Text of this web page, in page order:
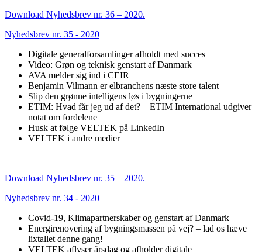
Download Nyhedsbrev nr. 36 – 2020.
Nyhedsbrev nr. 35 - 2020
Digitale generalforsamlinger afholdt med succes
Video: Grøn og teknisk genstart af Danmark
AVA melder sig ind i CEIR
Benjamin Vilmann er elbranchens næste store talent
Slip den grønne intelligens løs i bygningerne
ETIM: Hvad får jeg ud af det? – ETIM International udgiver
notat om fordelene
Husk at følge VELTEK på LinkedIn
VELTEK i andre medier
Download Nyhedsbrev nr. 35 – 2020.
Nyhedsbrev nr. 34 - 2020
Covid-19, Klimapartnerskaber og genstart af Danmark
Energirenovering af bygningsmassen på vej? – lad os hæve
lixtallet denne gang!
VELTEK aflyser årsdag og afholder digitale